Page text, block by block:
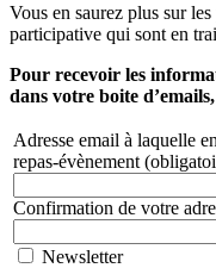
Vous en saurez plus sur
participative qui sont en
Pour recevoir les
dans votre boite
Adresse email à laquelle
repas-évènement
Confirmation de votre
Newsletter